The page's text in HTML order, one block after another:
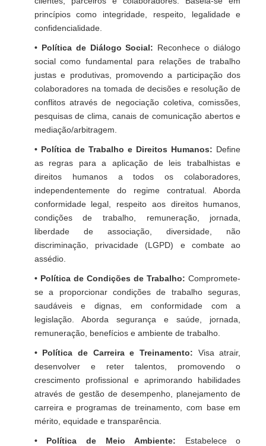
princípios como integridade, respeito, legalidade e
confidencialidade.
• Política de Diálogo Social: Reconhece o diálogo
social como fundamental para relações de trabalho
justas e produtivas, promovendo a participação dos
colaboradores na tomada de decisões e resolução de
conflitos através de negociação coletiva, comissões,
pesquisas de clima, canais de comunicação abertos e
mediação/arbitragem.
• Política de Trabalho e Direitos Humanos: Define
as regras para a aplicação de leis trabalhistas e
direitos humanos a todos os colaboradores,
independentemente do regime contratual. Aborda
conformidade legal, respeito aos direitos humanos,
condições de trabalho, remuneração, jornada,
liberdade de associação, diversidade, não
discriminação, privacidade (LGPD) e combate ao
assédio.
• Política de Condições de Trabalho: Compromete-
se a proporcionar condições de trabalho seguras,
saudáveis e dignas, em conformidade com a
legislação. Aborda segurança e saúde, jornada,
remuneração, benefícios e ambiente de trabalho.
• Política de Carreira e Treinamento: Visa atrair,
desenvolver e reter talentos, promovendo o
crescimento profissional e aprimorando habilidades
através de gestão de desempenho, planejamento de
carreira e programas de treinamento, com base em
mérito, equidade e transparência.
• Política de Meio Ambiente: Estabelece o